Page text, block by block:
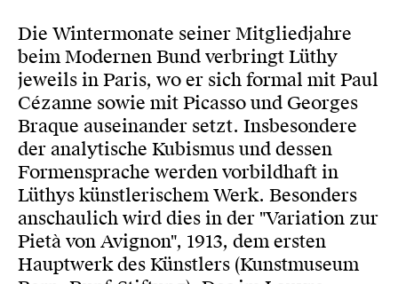
Die Wintermonate seiner Mitgliedjahre
beim Modernen Bund verbringt Lüthy
jeweils in Paris, wo er sich formal mit Paul
Cézanne sowie mit Picasso und Georges
Braque auseinander setzt. Insbesondere
der analytische Kubismus und dessen
Formensprache werden vorbildhaft in
Lüthys künstlerischem Werk. Besonders
anschaulich wird dies in der "Variation zur
Pietà von Avignon", 1913, dem ersten
Hauptwerk des Künstlers (Kunstmuseum